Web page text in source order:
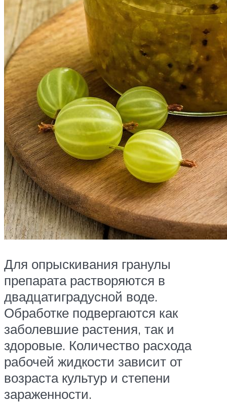
Для опрыскивания гранулы
препарата растворяются в
двадцатиградусной воде.
Обработке подвергаются как
заболевшие растения, так и
здоровые. Количество расхода
рабочей жидкости зависит от
возраста культур и степени
зараженности.